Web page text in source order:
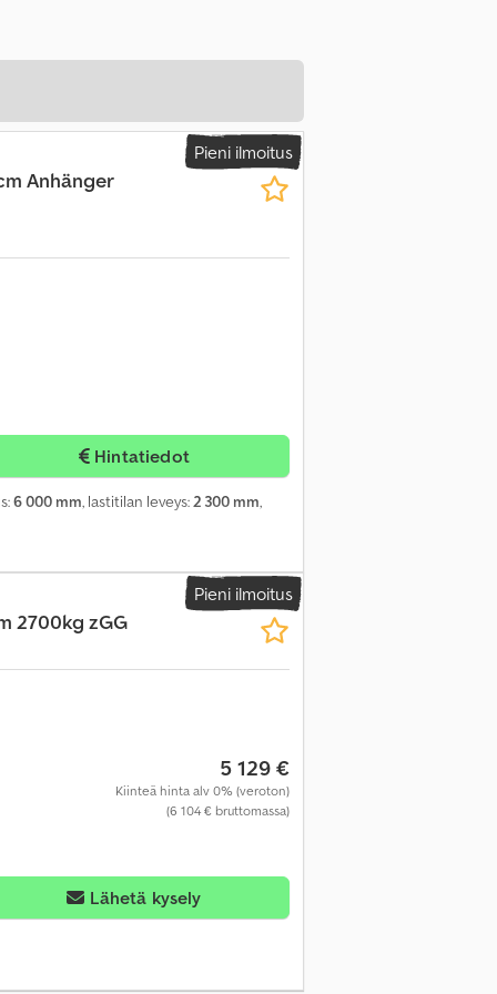
Pieni ilmoitus
Anhänger
Hintatiedot
6 000 mm, lastitilan leveys:2 300 mm,
Pieni ilmoitus
2700kg zGG
5 129 €
Kiinteä hinta alv 0% (veroton)
(6 104 € bruttomassa)
Lähetä kysely